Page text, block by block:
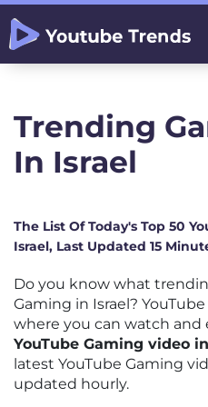
Trending
In Israel
The List Of Today's Top 50
Israel, Last Updated 15
Do you know what
Gaming in Israel?
where you can watch and
YouTube Gaming video
latest YouTube Gaming
updated hourly.